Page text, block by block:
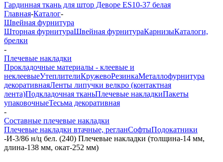
Гардинная ткань для штор Деворе ES10-37 белая
Главная-Каталог-
Швейная фурнитура
Шторная фурнитураШвейная фурнитураКарнизыКаталоги,
брелки
-
Плечевые накладки
Прокладочные материалы - клеевые и
неклеевыеУтеплителиКружевоРезинкаМеталлофурнитура
декоративнаяЛенты липучки велкро (контактная
лента)Подкладочная тканьПлечевые накладкиПакеты
упаковочныеТесьма декоративная
-
Составные плечевые накладки
Плечевые накладки втачные, регланСофтыПодокатники
-И-3/86 н/ц бел. (240) Плечевые накладки (толщина-14 мм,
длина-138 мм, окат-252 мм)